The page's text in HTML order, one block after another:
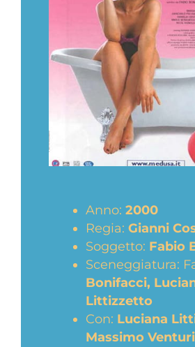
Anno: 2000
Regia: Gianni
Soggetto: Fabio
Sceneggiatura:
Bonifacci,
Littizzetto
Con: Luciana
Massimo